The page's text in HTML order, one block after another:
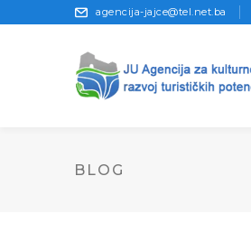
agencija-jajce@tel.net.ba
BLOG